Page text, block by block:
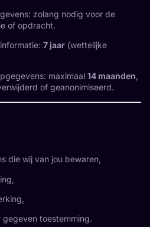
zolang nodig voor de
of opdracht.
7 jaar (wettelijke
maximaal 14 maanden,
of geanonimiseerd.
die wij van jou bewaren,
toestemming.